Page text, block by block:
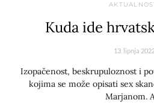
Kuda ide
13. lipnja
Izopačenost, beskrupuloznost i
kojima se može opisati sex
Marjanom.